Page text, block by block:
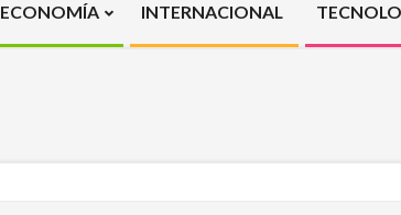
Primary
Navigation
ECONOMÍA INTERNACIONAL